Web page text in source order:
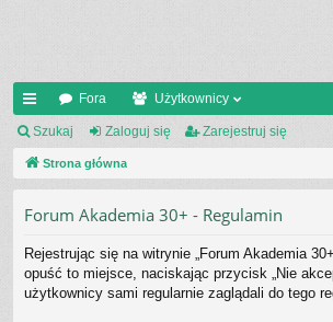
ię
ce
Fora Użytkownicy
Szukaj Zaloguj się Zarejestruj się
Strona główna
Forum Akademia 30+ - Regulamin
Rejestrując się na witrynie „Forum Akademia
opuść to miejsce, naciskając przycisk „Nie
użytkownicy sami regularnie zaglądali do tego